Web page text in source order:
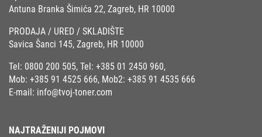
Antuna Branka Šimića 22, Zagreb, HR 10000
PRODAJA / URED / SKLADIŠTE
Savica Šanci 145, Zagreb, HR 10000
Tel: 0800 200 505, Tel: +385 01 2450 960,
Mob: +385 91 4525 666, Mob2: +385 91 4535 666
E-mail: info@tvoj-toner.com
NAJTRAŽENIJI POJMOVI